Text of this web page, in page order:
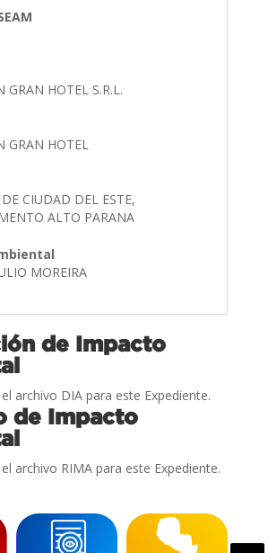
GRAN HOTEL S.R.L.
GRAN HOTEL
CIUDAD DEL ESTE,
ALTO PARANA
MOREIRA
de Impacto
archivo DIA para este Expediente.
de Impacto
archivo RIMA para este Expediente.